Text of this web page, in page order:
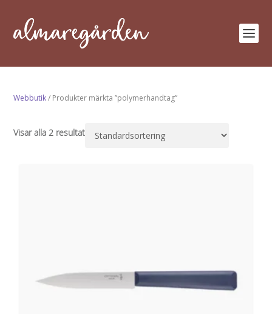
Webbutik/ Produkter märkta ”polymerhandtag”
Visar alla 2 resultat